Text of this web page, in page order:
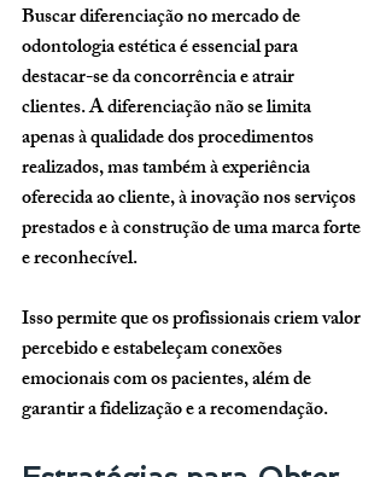
Buscar diferenciação no mercado de
odontologia estética é essencial para
destacar-se da concorrência e atrair
clientes. A diferenciação não se limita
apenas à qualidade dos procedimentos
realizados, mas também à experiência
oferecida ao cliente, à inovação nos serviços
prestados e à construção de uma marca forte
e reconhecível.
Isso permite que os profissionais criem valor
percebido e estabeleçam conexões
emocionais com os pacientes, além de
garantir a fidelização e a recomendação.